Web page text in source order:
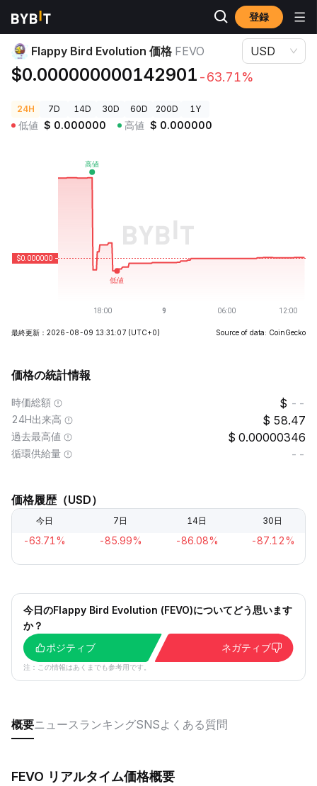
登録
暗号資産価格
Flappy Bird Evolution 価格 FEVO
$0.000000000142901 -63.71%
USD
24H 7D 14D 30D 60D 200D 1Y
低値 $ 0.000000 高値 $ 0.000000
最終更新：2026-08-09 13:31:07 (UTC+0) Source of data: CoinGecko
価格の統計情報
時価総額 --
24H出来高 58.47
過去最高値 0.00000346
循環供給量 --
価格履歴（USD）
今日 7日 14日 30日
-63.71% -85.99% -86.08% -87.12%
今日のFlappy Bird Evolution (FEVO)についてどう思います
か？
ポジティブ
ネガティブ
注：この情報はあくまでも参考用です。
概要ニュース ランキングSNSよくある質問
FEVO リアルタイム価格概要